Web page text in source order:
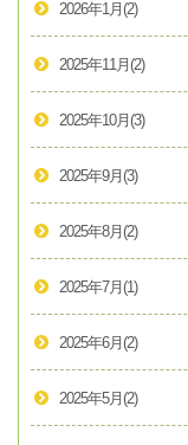
2026年1月 (2)
2025年11月 (2)
2025年10月 (3)
2025年9月 (3)
2025年8月 (2)
2025年7月 (1)
2025年6月 (2)
2025年5月 (2)